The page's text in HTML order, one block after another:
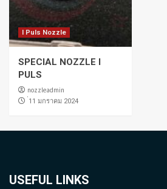
I Puls Nozzle
SPECIAL NOZZLE I
PULS
nozzleadmin
่11 มกราคม 2024
USEFUL LINKS